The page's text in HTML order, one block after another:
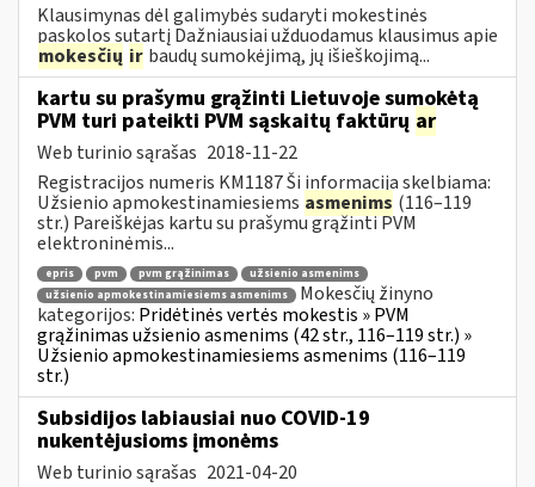
Klausimynas dėl galimybės sudaryti mokestinės
paskolos sutartį Dažniausiai užduodamus klausimus apie
mokesčių ir baudų sumokėjimą, jų išieškojimą...
kartu su prašymu grąžinti Lietuvoje sumokėtą
PVM turi pateikti PVM sąskaitų faktūrų ar
Web turinio sąrašas 2018-11-22
Registracijos numeris KM1187 Ši informacija skelbiama:
Užsienio apmokestinamiesiems asmenims (116–119
str.) Pareiškėjas kartu su prašymu grąžinti PVM
elektroninėmis...
epris pvm pvm grąžinimas
užsienio asmenims
užsienio apmokestinamiesiems asmenims
Mokesčių žinyno
kategorijos: Pridėtinės vertės mokestis » PVM
grąžinimas užsienio asmenims (42 str., 116–119 str.) »
Užsienio apmokestinamiesiems asmenims (116–119
str.)
Subsidijos labiausiai nuo COVID-19
nukentėjusioms įmonėms
Web turinio sąrašas 2021-04-20